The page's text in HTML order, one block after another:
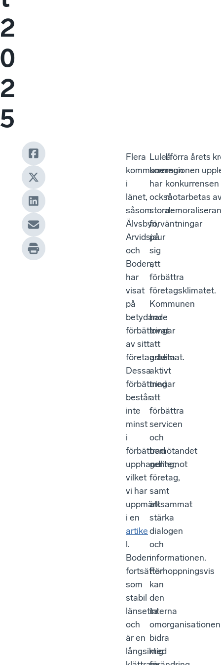
2
0
2
5
Flera
kommuner
i
länet,
såsom
Älvsbyn,
Arvidsjaur
och
Boden,
har
visat
på
betydande
förbättringar
av sitt
företagsklimat.
Dessa
förbättringar
består
inte
minst
i
förbättrad
upphandling,
vilket
vi har
uppmärksammat
i en
artike
l.
Boden
fortsätter
som
stabil
länsetta
och
är en
långsiktig
Luleå
kommun
har
också
stora
förväntningar
på
sig
att
förbättra
företagsklimatet.
Kommunen
har
lovat
att
arbeta
aktivt
med
att
förbättra
servicen
och
bemötandet
gentemot
företag,
samt
att
stärka
dialogen
och
informationen.
Förhoppningsvis
kan
den
interna
omorganisationen
bidra
med
I förra årets
regionen
motarbetas